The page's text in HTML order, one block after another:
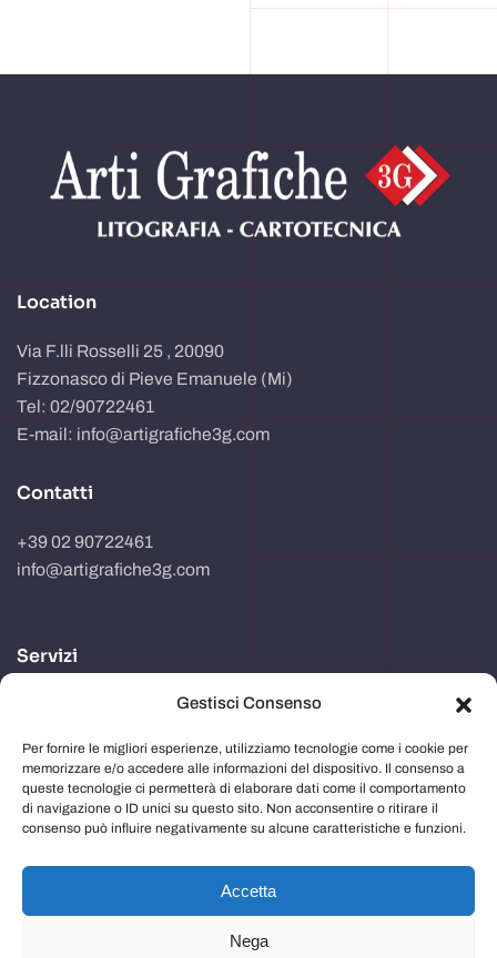
Gestisci Consenso
Per fornire le migliori esperienze, utilizziamo tecnologie come i cookie per
memorizzare e/o accedere alle informazioni del dispositivo. Il consenso a
queste tecnologie ci permetterà di elaborare dati come il comportamento
di navigazione o ID unici su questo sito. Non acconsentire o ritirare il
consenso può influire negativamente su alcune caratteristiche e funzioni.
Accetta
Nega
Location
Via F.lli Rosselli 25 , 20090
Fizzonasco di Pieve Emanuele (Mi)
Tel: 02/90722461
E-mail: info@artigrafiche3g.com
Contatti
+39 02 90722461
info@artigrafiche3g.com
Servizi
Realizzazione packaging
Progettazione e studio grafico
Comunicazione in store
Imballaggi